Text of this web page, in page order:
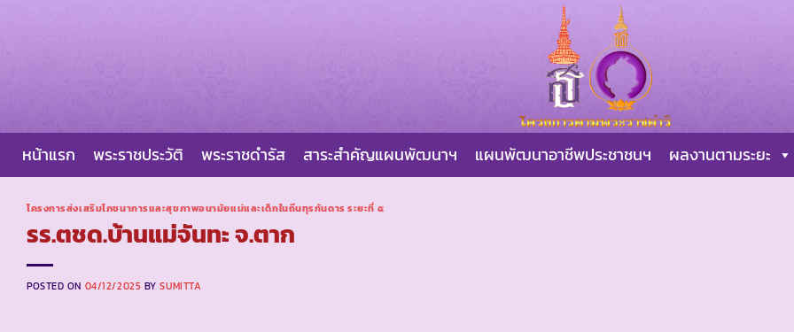
หน้าแรก พระราชประวัติ พระราชดำรัส สาระสำคัญแผนพัฒนาฯ แผนพัฒนาอาชีพประชาชนฯ ผลงานตามระยะ
โครงการส่งเสริมโภชนาการและสุขภาพอนามัยแม่และเด็กในถิ่นทุรกันดาร ระยะที่ ๕
รร.ตชด.บ้านแม่จันทะ จ.ตาก
POSTED ON 04/12/2025 BYSUMITTA